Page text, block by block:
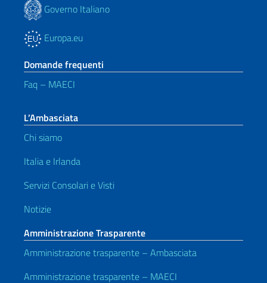
Governo Italiano
Europa.eu
Domande frequenti
Faq – MAECI
L’Ambasciata
Chi siamo
Italia e Irlanda
Servizi Consolari e Visti
Notizie
Amministrazione Trasparente
Amministrazione trasparente – Ambasciata
Amministrazione trasparente – MAECI